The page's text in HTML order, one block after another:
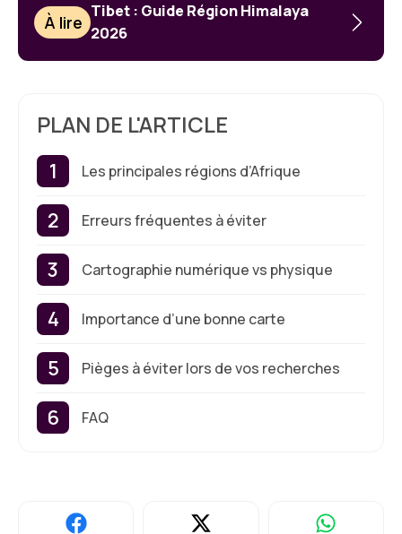
À lire
Tibet : Guide Région Himalaya
2026
PLAN DE L'ARTICLE
Les principales régions d’Afrique
Erreurs fréquentes à éviter
Cartographie numérique vs physique
Importance d’une bonne carte
Pièges à éviter lors de vos recherches
FAQ